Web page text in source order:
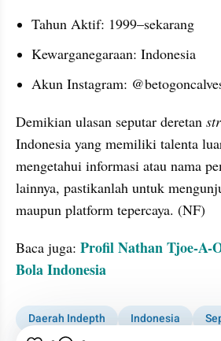
Tahun Aktif: 1999–sekarang
Kewarganegaraan: Indonesia
Akun Instagram:
Demikian ulasan seputar deretan
Indonesia yang memiliki talenta
mengetahui informasi atau nama
lainnya, pastikanlah untuk
maupun platform tepercaya. (NF)
Baca juga: Profil Nathan Tjoe-A-
Bola Indonesia
Daerah Indepth Indonesia